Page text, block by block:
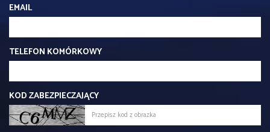
EMAIL
TELEFON KOMÓRKOWY
KOD ZABEZPIECZAJĄCY